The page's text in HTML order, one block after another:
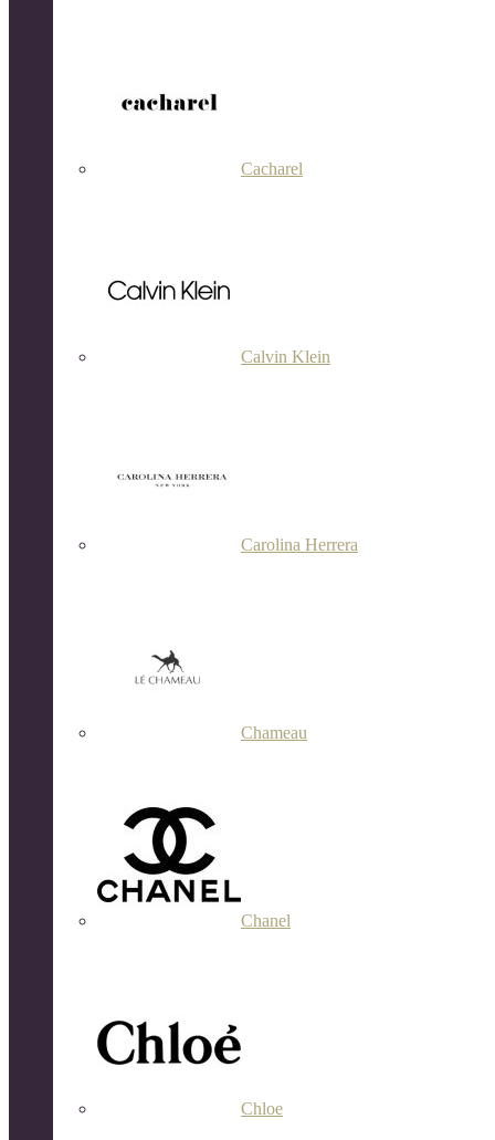
Cacharel
Calvin Klein
Carolina Herrera
Chameau
Chanel
Chloe